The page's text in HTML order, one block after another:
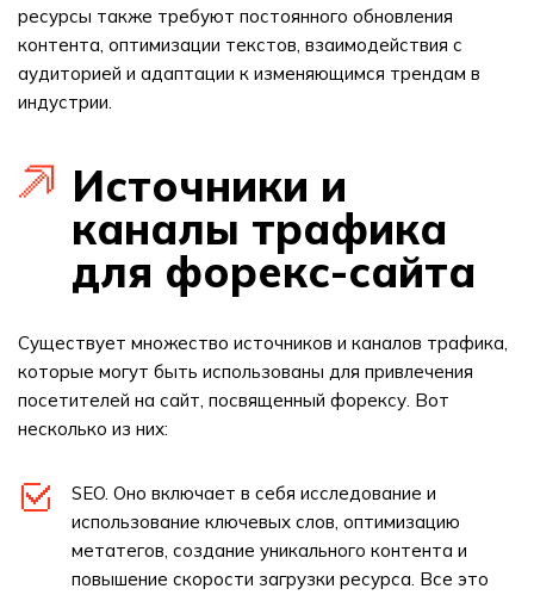
ресурсы также требуют постоянного обновления
контента, оптимизации текстов, взаимодействия с
аудиторией и адаптации к изменяющимся трендам в
индустрии.
Источники и
каналы трафика
для форекс-сайта
Существует множество источников и каналов трафика,
которые могут быть использованы для привлечения
посетителей на сайт, посвященный форексу. Вот
несколько из них:
SEO. Оно включает в себя исследование и
использование ключевых слов, оптимизацию
метатегов, создание уникального контента и
повышение скорости загрузки ресурса. Все это